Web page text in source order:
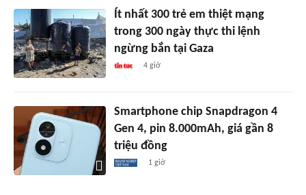
Ít nhất 300 trẻ em thiệt mạng
trong 300 ngày thực thi lệnh
ngừng bắn tại Gaza
4 giờ
Smartphone chip Snapdragon 4
Gen 4, pin 8.000mAh, giá gần 8
triệu đồng
1 giờ